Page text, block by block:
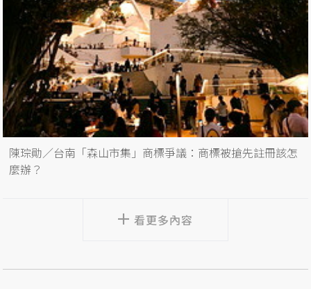
陳琮勛／台南「森山市集」商標爭議：商標被搶先註冊該怎
麼辦？
看更多內容